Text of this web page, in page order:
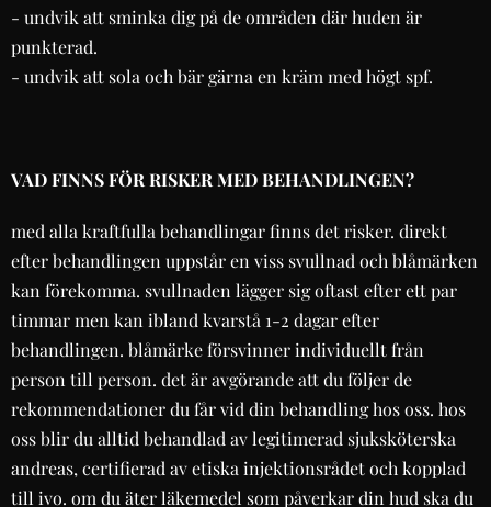
- undvik att sminka dig på de områden där huden är
punkterad.
- undvik att sola och bär gärna en kräm med högt spf.
VAD FINNS FÖR RISKER MED BEHANDLINGEN?
med alla kraftfulla behandlingar finns det risker. direkt
efter behandlingen uppstår en viss svullnad och blåmärken
kan förekomma. svullnaden lägger sig oftast efter ett par
timmar men kan ibland kvarstå 1-2 dagar efter
behandlingen. blåmärke försvinner individuellt från
person till person. det är avgörande att du följer de
rekommendationer du får vid din behandling hos oss. hos
oss blir du alltid behandlad av legitimerad sjuksköterska
andreas, certifierad av etiska injektionsrådet och kopplad
till ivo. om du äter läkemedel som påverkar din hud ska du